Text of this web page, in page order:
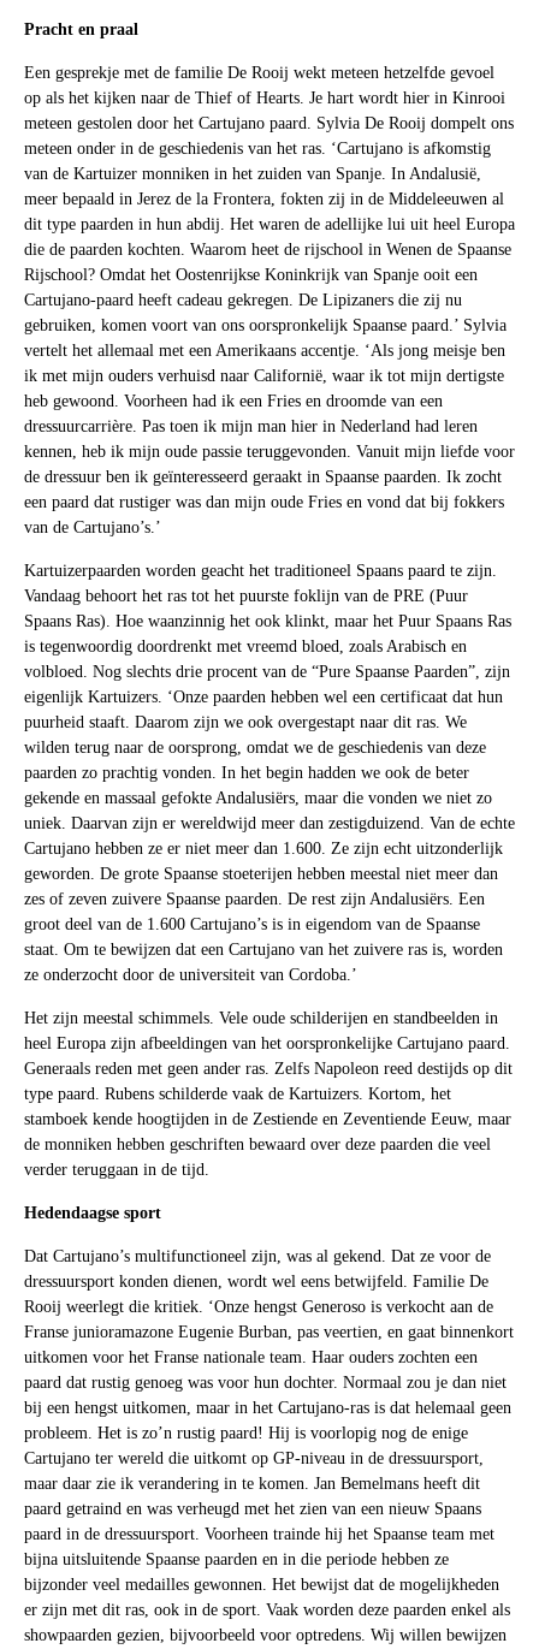
Pracht en praal
Een gesprekje met de familie De Rooij wekt meteen hetzelfde gevoel
op als het kijken naar de Thief of Hearts. Je hart wordt hier in Kinrooi
meteen gestolen door het Cartujano paard. Sylvia De Rooij dompelt ons
meteen onder in de geschiedenis van het ras. ‘Cartujano is afkomstig
van de Kartuizer monniken in het zuiden van Spanje. In Andalusië,
meer bepaald in Jerez de la Frontera, fokten zij in de Middeleeuwen al
dit type paarden in hun abdij. Het waren de adellijke lui uit heel Europa
die de paarden kochten. Waarom heet de rijschool in Wenen de Spaanse
Rijschool? Omdat het Oostenrijkse Koninkrijk van Spanje ooit een
Cartujano-paard heeft cadeau gekregen. De Lipizaners die zij nu
gebruiken, komen voort van ons oorspronkelijk Spaanse paard.’ Sylvia
vertelt het allemaal met een Amerikaans accentje. ‘Als jong meisje ben
ik met mijn ouders verhuisd naar Californië, waar ik tot mijn dertigste
heb gewoond. Voorheen had ik een Fries en droomde van een
dressuurcarrière. Pas toen ik mijn man hier in Nederland had leren
kennen, heb ik mijn oude passie teruggevonden. Vanuit mijn liefde voor
de dressuur ben ik geïnteresseerd geraakt in Spaanse paarden. Ik zocht
een paard dat rustiger was dan mijn oude Fries en vond dat bij fokkers
van de Cartujano’s.’
Kartuizerpaarden worden geacht het traditioneel Spaans paard te zijn.
Vandaag behoort het ras tot het puurste foklijn van de PRE (Puur
Spaans Ras). Hoe waanzinnig het ook klinkt, maar het Puur Spaans Ras
is tegenwoordig doordrenkt met vreemd bloed, zoals Arabisch en
volbloed. Nog slechts drie procent van de “Pure Spaanse Paarden”, zijn
eigenlijk Kartuizers. ‘Onze paarden hebben wel een certificaat dat hun
puurheid staaft. Daarom zijn we ook overgestapt naar dit ras. We
wilden terug naar de oorsprong, omdat we de geschiedenis van deze
paarden zo prachtig vonden. In het begin hadden we ook de beter
gekende en massaal gefokte Andalusiërs, maar die vonden we niet zo
uniek. Daarvan zijn er wereldwijd meer dan zestigduizend. Van de echte
Cartujano hebben ze er niet meer dan 1.600. Ze zijn echt uitzonderlijk
geworden. De grote Spaanse stoeterijen hebben meestal niet meer dan
zes of zeven zuivere Spaanse paarden. De rest zijn Andalusiërs. Een
groot deel van de 1.600 Cartujano’s is in eigendom van de Spaanse
staat. Om te bewijzen dat een Cartujano van het zuivere ras is, worden
ze onderzocht door de universiteit van Cordoba.’
Het zijn meestal schimmels. Vele oude schilderijen en standbeelden in
heel Europa zijn afbeeldingen van het oorspronkelijke Cartujano paard.
Generaals reden met geen ander ras. Zelfs Napoleon reed destijds op dit
type paard. Rubens schilderde vaak de Kartuizers. Kortom, het
stamboek kende hoogtijden in de Zestiende en Zeventiende Eeuw, maar
de monniken hebben geschriften bewaard over deze paarden die veel
verder teruggaan in de tijd.
Hedendaagse sport
Dat Cartujano’s multifunctioneel zijn, was al gekend. Dat ze voor de
dressuursport konden dienen, wordt wel eens betwijfeld. Familie De
Rooij weerlegt die kritiek. ‘Onze hengst Generoso is verkocht aan de
Franse junioramazone Eugenie Burban, pas veertien, en gaat binnenkort
uitkomen voor het Franse nationale team. Haar ouders zochten een
paard dat rustig genoeg was voor hun dochter. Normaal zou je dan niet
bij een hengst uitkomen, maar in het Cartujano-ras is dat helemaal geen
probleem. Het is zo’n rustig paard! Hij is voorlopig nog de enige
Cartujano ter wereld die uitkomt op GP-niveau in de dressuursport,
maar daar zie ik verandering in te komen. Jan Bemelmans heeft dit
paard getraind en was verheugd met het zien van een nieuw Spaans
paard in de dressuursport. Voorheen trainde hij het Spaanse team met
bijna uitsluitende Spaanse paarden en in die periode hebben ze
bijzonder veel medailles gewonnen. Het bewijst dat de mogelijkheden
er zijn met dit ras, ook in de sport. Vaak worden deze paarden enkel als
showpaarden gezien, bijvoorbeeld voor optredens. Wij willen bewijzen